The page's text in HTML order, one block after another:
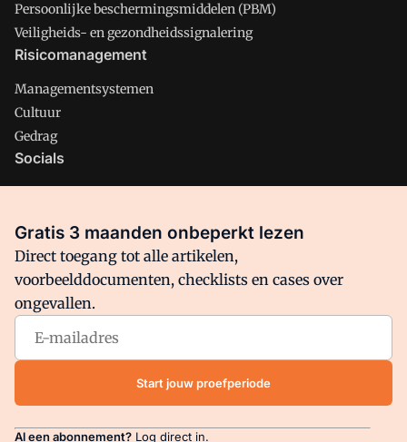
Persoonlijke beschermingsmiddelen (PBM)
Veiligheids- en gezondheidssignalering
Risicomanagement
Managementsystemen
Cultuur
Gedrag
Socials
Facebook
Arbo is onderdeel van VMN media. Lees inons manifestwaar
VMN media voor staat. Op gebruik van deze site zijn de
volgende regelingen van toepassing:Algemene Voorwaarden
Privacy en Cookie beleid|Privacy instellingen
Gratis 3 maanden onbeperkt lezen
Direct toegang tot alle artikelen,
voorbeelddocumenten, checklists en cases over
ongevallen.
Start jouw proefperiode
Al een abonnement? Log direct in.